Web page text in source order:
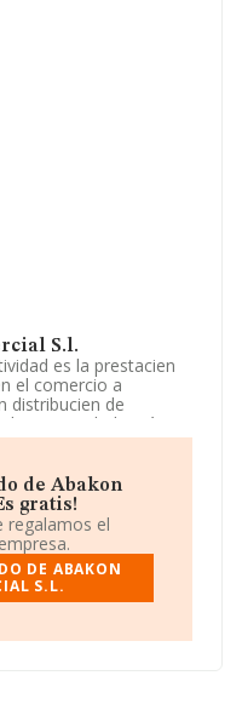
S.l.
es la prestacien
el comercio a
distribucien de
La sociedad está
Sociedad
bebidas y tabaco'
tiene actividad en
el mismo con respecto
disponibles en
de la compañía ha
de Abakon
gratis!
regalamos el
DE ABAKON
S.L.